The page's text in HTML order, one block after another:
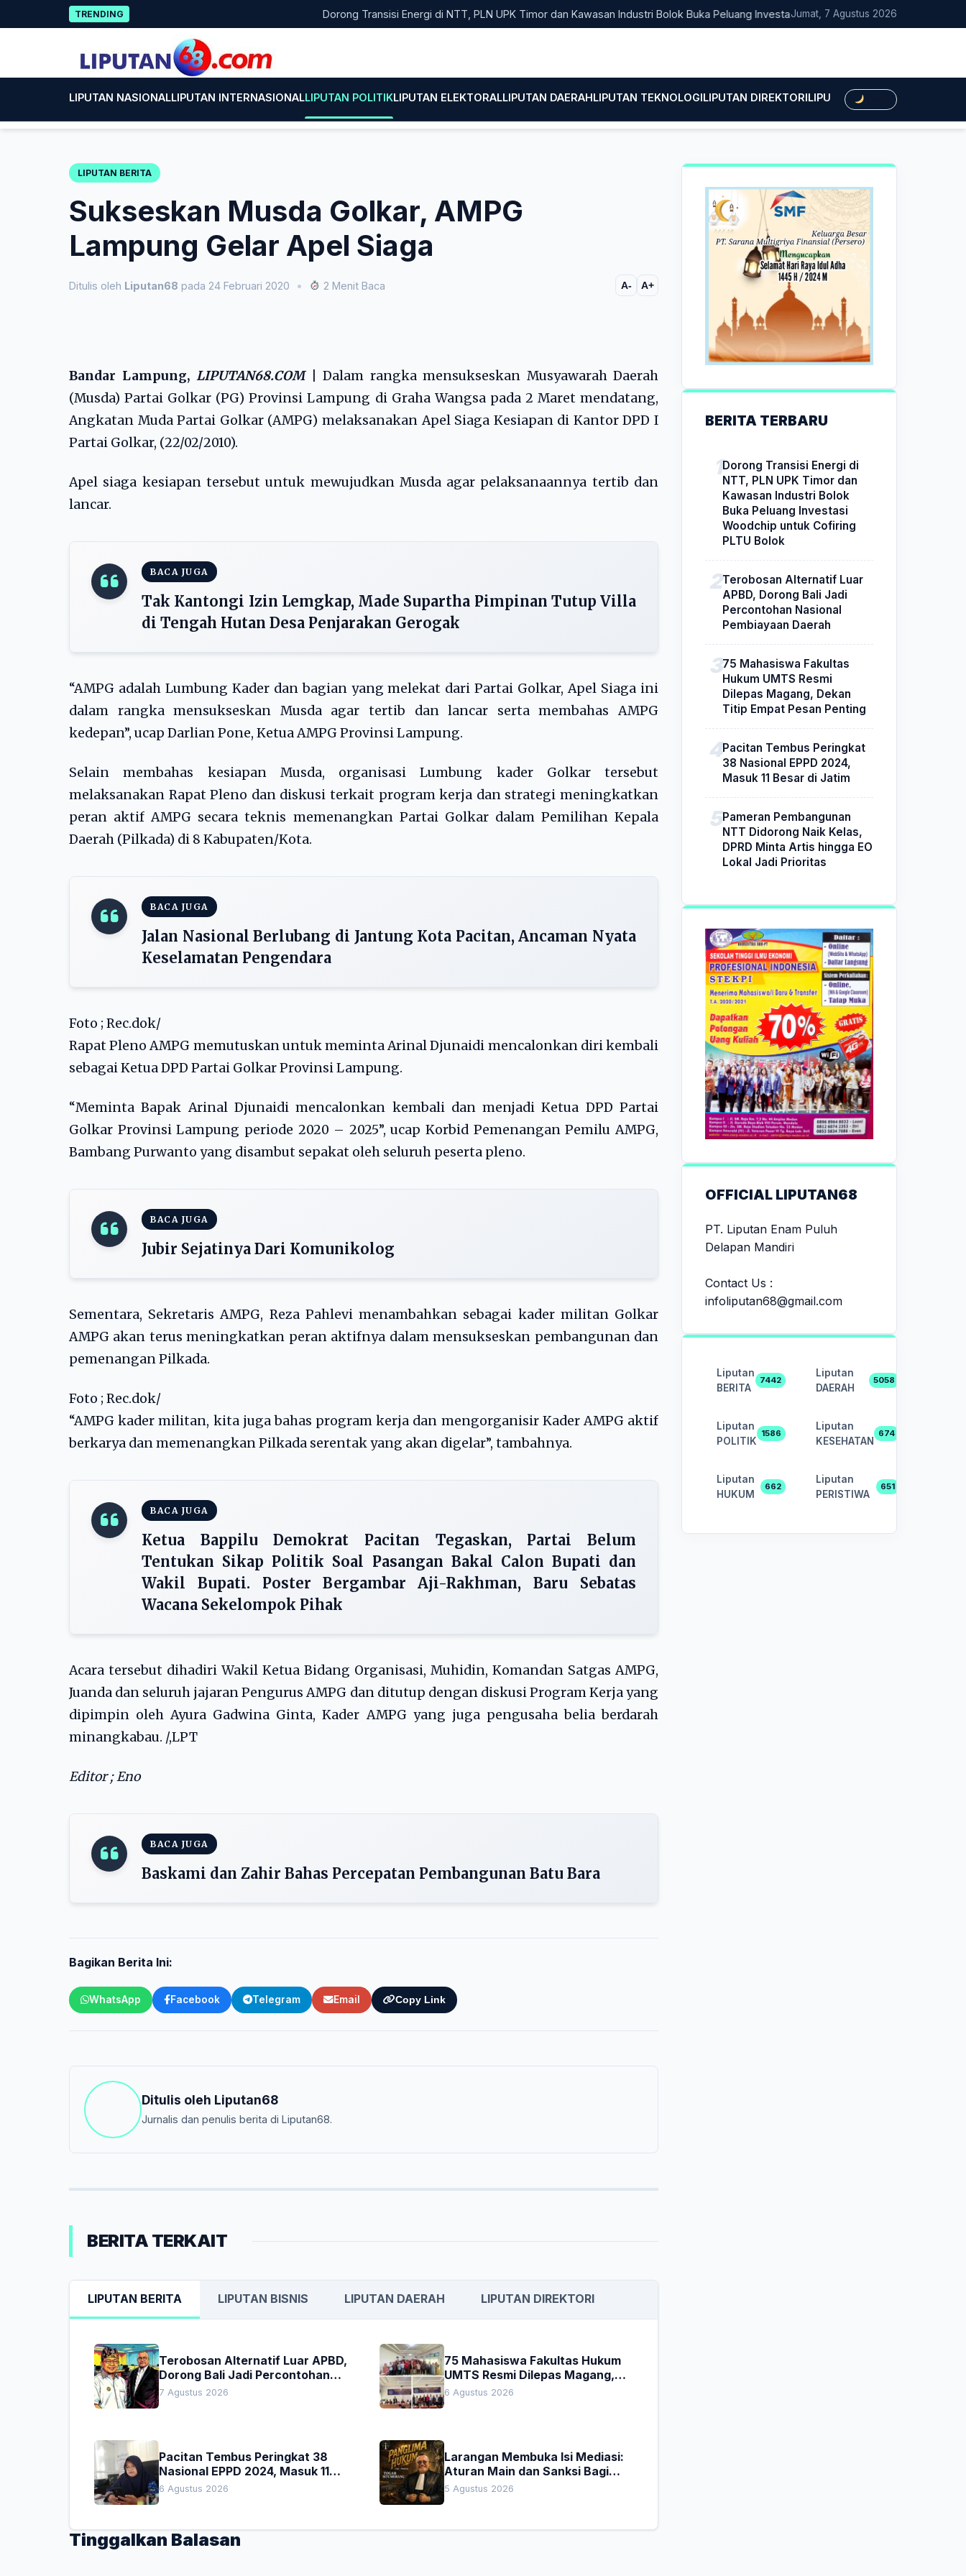
to
TRENDING Dorong Transisi Energi di NTT, PLN UPK Timor dan Kawasan Industri Bolok Buka Peluang Investasi Woodchip untuk Cofiring PLTU Bolok
Jumat, 7 Agustus 2026
LIPUTAN NASIONALLIPUTAN INTERNASIONALLIPUTAN POLITIKLIPUTAN ELEKTORALLIPUTAN DAERAHLIPUTAN TEKNOLOGILIPUTAN DIREKTORILIPUTAN HUKUMLIPUTAN
LIPUTAN BERITA
Sukseskan Musda Golkar, AMPG
Lampung Gelar Apel Siaga
Ditulis oleh Liputan68 pada 24 Februari 2020 • 2 Menit Baca A- A+
Bandar Lampung, LIPUTAN68.COM|
Dalam rangka mensukseskan Musyawarah Daerah
(Musda) Partai Golkar (PG) Provinsi Lampung di Graha Wangsa pada 2 Maret mendatang,
Angkatan Muda Partai Golkar (AMPG) melaksanakan Apel Siaga Kesiapan di Kantor DPD I
Partai Golkar, (22/02/2010).
Apel siaga kesiapan tersebut untuk mewujudkan Musda agar pelaksanaannya tertib dan
lancar.
BACA JUGA
Tak Kantongi Izin Lemgkap, Made Supartha Pimpinan Tutup Villa
di Tengah Hutan Desa Penjarakan Gerogak
“AMPG adalah Lumbung Kader dan bagian yang melekat dari Partai Golkar, Apel Siaga ini
dalam rangka mensukseskan Musda agar tertib dan lancar serta membahas AMPG
kedepan”, ucap Darlian Pone, Ketua AMPG Provinsi Lampung.
Selain membahas kesiapan Musda, organisasi Lumbung kader Golkar tersebut
melaksanakan Rapat Pleno dan diskusi terkait program kerja dan strategi meningkatkan
peran aktif AMPG secara teknis memenangkan Partai Golkar dalam Pemilihan Kepala
Daerah (Pilkada) di 8 Kabupaten/Kota.
BACA JUGA
Jalan Nasional Berlubang di Jantung Kota Pacitan, Ancaman Nyata
Keselamatan Pengendara
Foto ; Rec.dok/
Rapat Pleno AMPG memutuskan untuk meminta Arinal Djunaidi mencalonkan diri kembali
sebagai Ketua DPD Partai Golkar Provinsi Lampung.
“Meminta Bapak Arinal Djunaidi mencalonkan kembali dan menjadi Ketua DPD Partai
Golkar Provinsi Lampung periode 2020 – 2025”, ucap Korbid Pemenangan Pemilu AMPG,
Bambang Purwanto yang disambut sepakat oleh seluruh peserta pleno.
BACA JUGA
Jubir Sejatinya Dari Komunikolog
Sementara, Sekretaris AMPG, Reza Pahlevi menambahkan sebagai kader militan Golkar
AMPG akan terus meningkatkan peran aktifnya dalam mensukseskan pembangunan dan
pemenangan Pilkada.
Foto ; Rec.dok/
“AMPG kader militan, kita juga bahas program kerja dan mengorganisir Kader AMPG aktif
berkarya dan memenangkan Pilkada serentak yang akan digelar”, tambahnya.
BACA JUGA
Ketua Bappilu Demokrat Pacitan Tegaskan, Partai Belum
Tentukan Sikap Politik Soal Pasangan Bakal Calon Bupati dan
Wakil Bupati. Poster Bergambar Aji-Rakhman, Baru Sebatas
Wacana Sekelompok Pihak
Acara tersebut dihadiri Wakil Ketua Bidang Organisasi, Muhidin, Komandan Satgas AMPG,
Juanda dan seluruh jajaran Pengurus AMPG dan ditutup dengan diskusi Program Kerja yang
dipimpin oleh Ayura Gadwina Ginta, Kader AMPG yang juga pengusaha belia berdarah
minangkabau. /,LPT
Editor ; Eno
BACA JUGA
Baskami dan Zahir Bahas Percepatan Pembangunan Batu Bara
Bagikan Berita Ini:
WhatsApp Facebook Telegram Email Copy Link
Ditulis oleh Liputan68
Jurnalis dan penulis berita di Liputan68.
BERITA TERKAIT
LIPUTAN BERITA LIPUTAN BISNIS LIPUTAN DAERAH LIPUTAN DIREKTORI
Terobosan Alternatif Luar APBD,
Dorong Bali Jadi Percontohan
Nasional Pembiayaan Daerah
7 Agustus 2026
75 Mahasiswa Fakultas Hukum
UMTS Resmi Dilepas Magang,
Dekan Titip Empat Pesan
6 Agustus 2026
Pacitan Tembus Peringkat 38
Nasional EPPD 2024, Masuk 11
Besar di Jatim
6 Agustus 2026
Larangan Membuka Isi Mediasi:
Aturan Main dan Sanksi Bagi
Penegak Hukum
5 Agustus 2026
Tinggalkan Balasan
BERITA TERBARU
Dorong Transisi Energi di
NTT, PLN UPK Timor dan
Kawasan Industri Bolok
Buka Peluang Investasi
Woodchip untuk Cofiring
PLTU Bolok
Terobosan Alternatif Luar
APBD, Dorong Bali Jadi
Percontohan Nasional
Pembiayaan Daerah
75 Mahasiswa Fakultas
Hukum UMTS Resmi
Dilepas Magang, Dekan
Titip Empat Pesan Penting
Pacitan Tembus Peringkat
38 Nasional EPPD 2024,
Masuk 11 Besar di Jatim
Pameran Pembangunan
NTT Didorong Naik Kelas,
DPRD Minta Artis hingga EO
Lokal Jadi Prioritas
OFFICIAL LIPUTAN68
PT. Liputan Enam Puluh
Delapan Mandiri
Contact Us :
infoliputan68@gmail.com
Liputan
BERITA
7442
Liputan
DAERAH
5058
Liputan
POLITIK
1586
Liputan
KESEHATAN
674
Liputan
HUKUM
662
Liputan
PERISTIWA
651